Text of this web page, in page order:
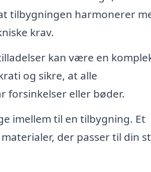
tilbygningen harmonerer
krav.
kan være en
og sikre, at alle
forsinkelser eller bøder.
imellem til en tilbygning. Et
der passer til din